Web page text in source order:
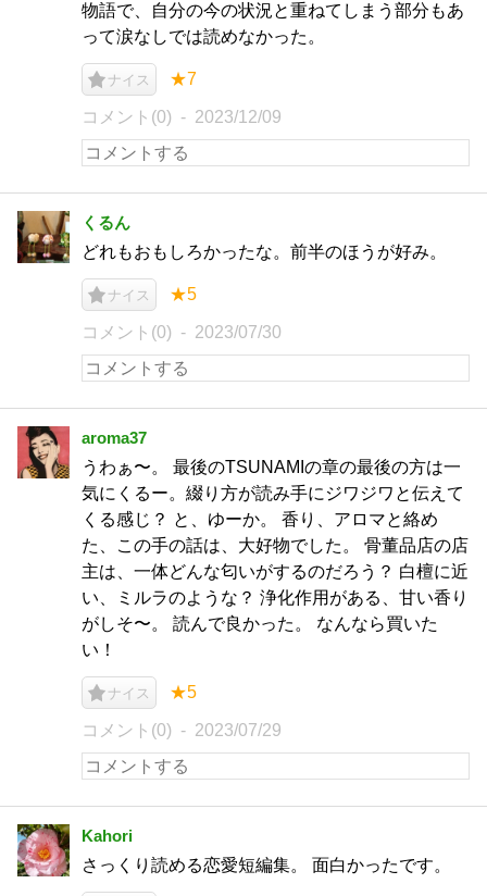
物語で、自分の今の状況と重ねてしまう部分もあ
って涙なしでは読めなかった。
ナイス ★7
コメント(0) 2023/12/09
くるん
どれもおもしろかったな。前半のほうが好み。
ナイス ★5
コメント(0) 2023/07/30
aroma37
うわぁ〜。 最後のTSUNAMIの章の最後の方は一
気にくるー。綴り方が読み手にジワジワと伝えて
くる感じ？ と、ゆーか。 香り、アロマと絡め
た、この手の話は、大好物でした。 骨董品店の店
主は、一体どんな匂いがするのだろう？ 白檀に近
い、ミルラのような？ 浄化作用がある、甘い香り
がしそ〜。 読んで良かった。 なんなら買いた
い！
ナイス ★5
コメント(0) 2023/07/29
Kahori
さっくり読める恋愛短編集。 面白かったです。